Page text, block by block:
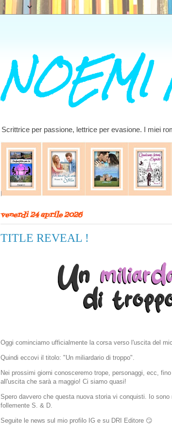
NOEMI
Scrittrice per passione, lettrice per evasione. I miei
venerdì 24 aprile 2026
TITLE REVEAL !
Oggi cominciamo ufficialmente la corsa verso l'uscita del
Quindi eccovi il titolo: "Un miliardario di troppo".
Nei prossimi giorni conosceremo trope, personaggi, ecc,
all'uscita che sarà a maggio! Ci siamo quasi!
Spero davvero che questa nuova storia vi conquisti. Io
follemente S. & D.
Seguite le news sul mio profilo IG e su DRI Editore 😏